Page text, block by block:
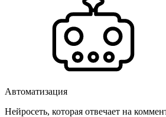
Автоматизация
Нейросеть, которая отвечает на